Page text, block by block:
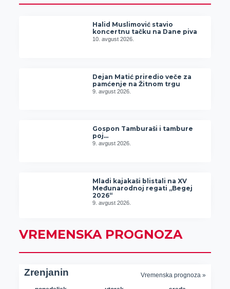
Halid Muslimović stavio
koncertnu tačku na Dane piva
10. avgust 2026.
Dejan Matić priredio veče za
pamćenje na Žitnom trgu
9. avgust 2026.
Gospon Tamburaši i tambure
poj…
9. avgust 2026.
Mladi kajakaši blistali na XV
Međunarodnoj regati „Begej
2026“
9. avgust 2026.
VREMENSKA PROGNOZA